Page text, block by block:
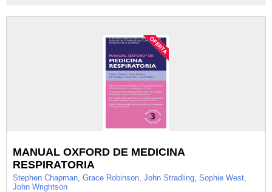
MANUAL OXFORD DE MEDICINA
RESPIRATORIA
Stephen Chapman, Grace Robinson, John Stradling, Sophie West,
John Wrightson